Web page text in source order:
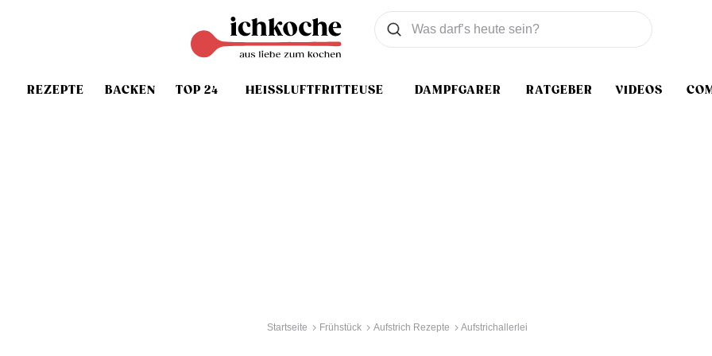
REZEPTE BACKEN TOP 24 HEISSLUFTFRITTEUSE DAMPFGARER RATGEBER VIDEOS
Was wollen Sie suchen
Suchen
Startseite Frühstück Aufstrich Rezepte Aufstrichallerlei